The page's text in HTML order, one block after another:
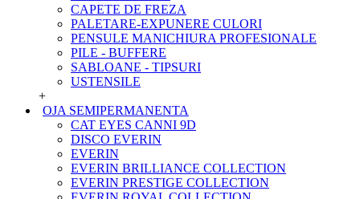
CAPETE DE FREZA
PALETARE-EXPUNERE CULORI
PENSULE MANICHIURA PROFESIONALE
PILE - BUFFERE
SABLOANE - TIPSURI
USTENSILE
+
OJA SEMIPERMANENTA
CAT EYES CANNI 9D
DISCO EVERIN
EVERIN
EVERIN BRILLIANCE COLLECTION
EVERIN PRESTIGE COLLECTION